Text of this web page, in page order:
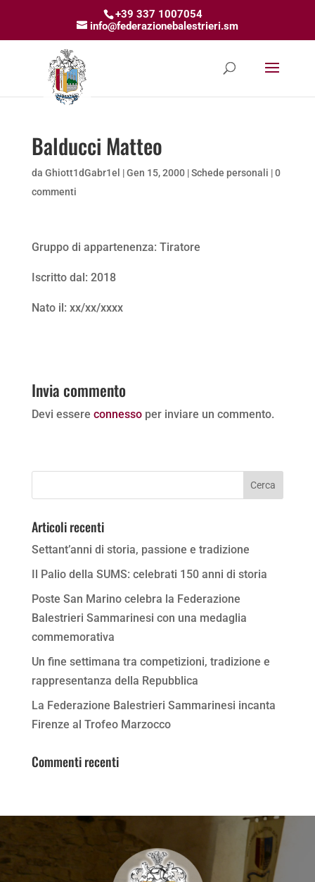
+39 337 1007054
info@federazionebalestrieri.sm
Balducci Matteo
da Ghiott1dGabr1el |Gen 15, 2000|Schede personali |0
commenti
Gruppo di appartenenza: Tiratore
Iscritto dal: 2018
Nato il: xx/xx/xxxx
Invia commento
Devi essere connessoper inviare un commento.
Articoli recenti
Settant’anni di storia, passione e tradizione
Il Palio della SUMS: celebrati 150 anni di storia
Poste San Marino celebra la Federazione
Balestrieri Sammarinesi con una medaglia
commemorativa
Un fine settimana tra competizioni, tradizione e
rappresentanza della Repubblica
La Federazione Balestrieri Sammarinesi incanta
Firenze al Trofeo Marzocco
Commenti recenti